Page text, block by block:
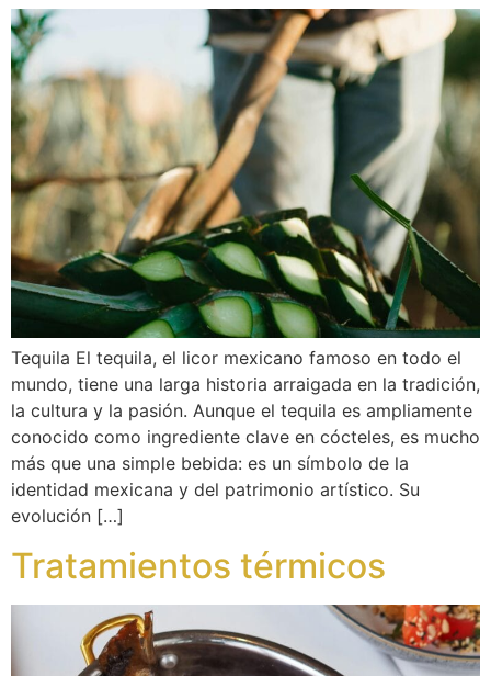
Tequila El tequila, el licor mexicano famoso en todo el
mundo, tiene una larga historia arraigada en la tradición,
la cultura y la pasión. Aunque el tequila es ampliamente
conocido como ingrediente clave en cócteles, es mucho
más que una simple bebida: es un símbolo de la
identidad mexicana y del patrimonio artístico. Su
evolución […]
Tratamientos térmicos